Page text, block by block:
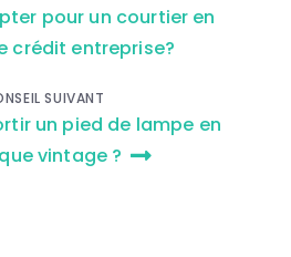
pour un courtier en
crédit entreprise?
SUIVANT
un pied de lampe en
vintage ?